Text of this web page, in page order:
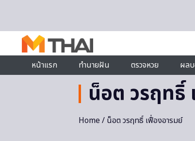
หน้าแรก
ทำนายฝัน ตรวจหวย ผล
น็อต วรฤทธิ์
Home/ น็อต วรฤทธิ์ เฟื่องอารมย์